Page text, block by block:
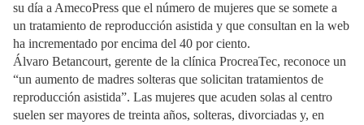
su día a AmecoPress que el número de mujeres que se somete a
un tratamiento de reproducción asistida y que consultan en la web
ha incrementado por encima del 40 por ciento.
Álvaro Betancourt, gerente de la clínica ProcreaTec, reconoce un
“un aumento de madres solteras que solicitan tratamientos de
reproducción asistida”. Las mujeres que acuden solas al centro
suelen ser mayores de treinta años, solteras, divorciadas y, en